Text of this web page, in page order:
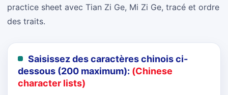
practice sheet avec Tian Zi Ge, Mi Zi Ge, tracé et ordre
des traits.
Saisissez des caractères chinois ci-
dessous (200 maximum): (Chinese
character lists)